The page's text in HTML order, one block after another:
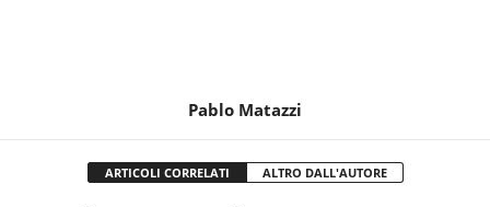
Pablo Matazzi
ARTICOLI CORRELATI ALTRO DALL'AUTORE